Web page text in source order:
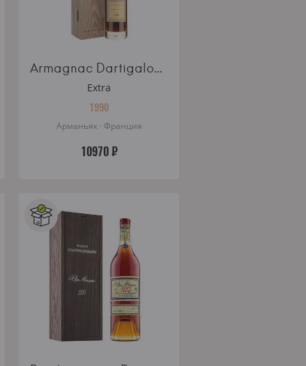
Armagnac Dartigalongue Bas Armagnac Vintage 1990 wooden box 0.5l
Extra
1990
Арманьяк · Франция
10970 ₽